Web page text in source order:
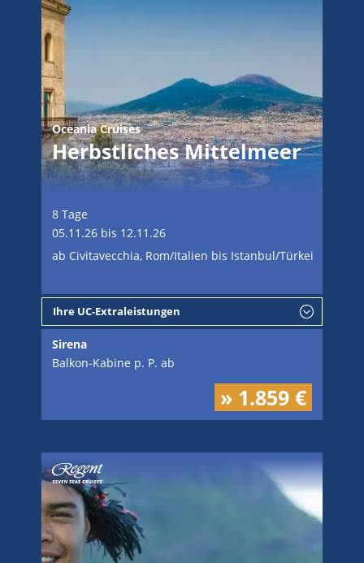
Oceania Cruises
Herbstliches Mittelmeer
8 Tage
05.11.26 bis 12.11.26
ab Civitavecchia, Rom/Italien bis Istanbul/Türkei
Ihre UC-Extraleistungen
Sirena
Balkon-Kabine p. P. ab
» 1.859 €